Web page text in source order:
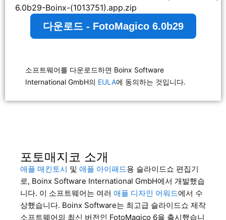
6.0b29-Boinx-(1013751).app.zip
다운로드 - FotoMagico 6.0b29
소프트웨어를 다운로드하면 Boinx Software
International GmbH의 EULA에 동의하는 것입니다.
포토매지코 소개
애플 매킨토시 및 애플 아이패드용 슬라이드쇼 편집기
로, Boinx Software International GmbH에서 개발했습
니다. 이 소프트웨어는 여러 애플 디자인 어워드에서 수
상했습니다. Boinx Software는 최고급 슬라이드쇼 제작
소프트웨어의 최신 버전인 FotoMagico 6을 출시했습니